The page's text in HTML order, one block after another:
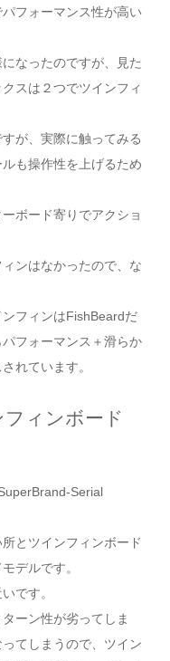
フォーマンス性が高い
なったのですが、見た
スは２つでツインフィ
が、実際に触ってみる
も操作性を上げるため
ボード寄りでアクショ
ンはなかったので、な
フィンはFishBeardだ
フォーマンス＋滑らか
れています。
ィンボード
Serial
とツインフィンボード
デルです。
です。
ーン性が劣ってしま
てしまうので、ツイン